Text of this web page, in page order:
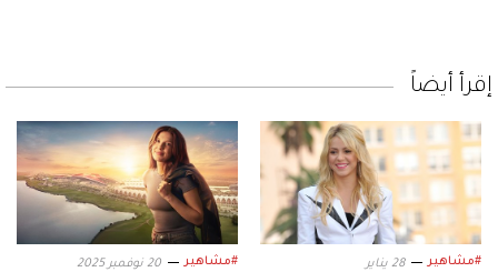
إقرأ أيضاً
#مشاهير 28 يناير #مشاهير 20 نوفمبر 2025